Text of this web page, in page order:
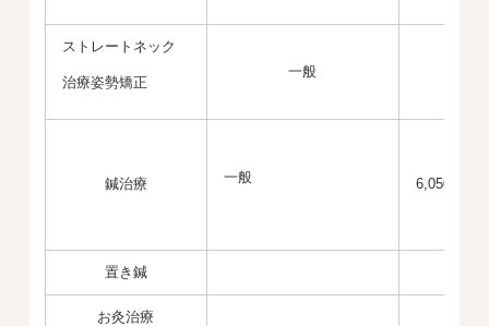
ストレートネック
治療姿勢矯正
一般
鍼治療 一般 6,050円～
置き鍼
お灸治療